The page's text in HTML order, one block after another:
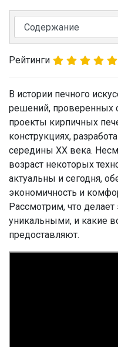
Рейтинги
В истории печного
решений, проверенных
проекты кирпичных
конструкциях,
середины XX века.
возраст некоторых
актуальны и сегодня,
экономичность и
Рассмотрим, что делает
уникальными, и какие
предоставляют.